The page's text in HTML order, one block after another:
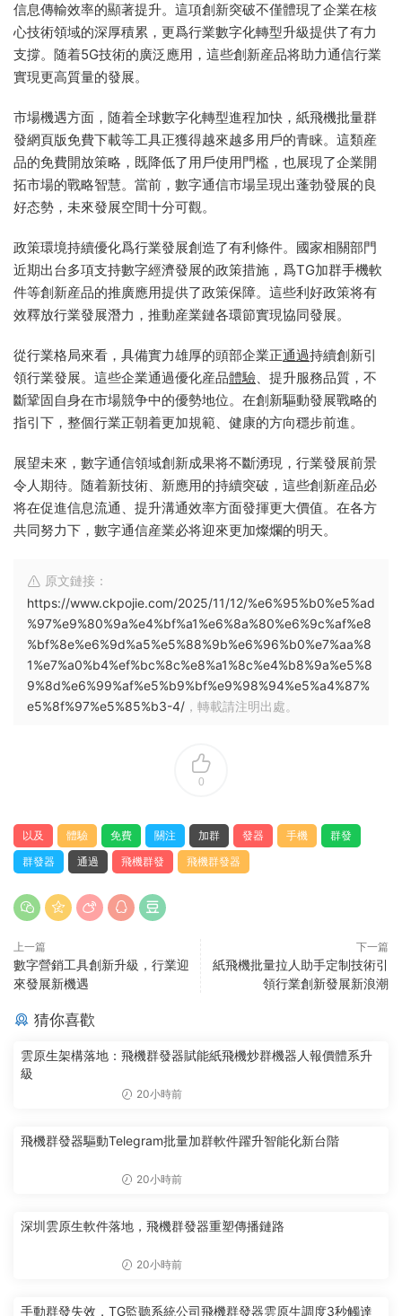
信息傳輸效率的顯著提升。這項創新突破不僅體現了企業在核
心技術領域的深厚積累，更爲行業數字化轉型升級提供了有力
支撐。随着5G技術的廣泛應用，這些創新産品将助力通信行業
實現更高質量的發展。
市場機遇方面，随着全球數字化轉型進程加快，紙飛機批量群
發網頁版免費下載等工具正獲得越來越多用戶的青睐。這類産
品的免費開放策略，既降低了用戶使用門檻，也展現了企業開
拓市場的戰略智慧。當前，數字通信市場呈現出蓬勃發展的良
好态勢，未來發展空間十分可觀。
政策環境持續優化爲行業發展創造了有利條件。國家相關部門
近期出台多項支持數字經濟發展的政策措施，爲TG加群手機軟
件等創新産品的推廣應用提供了政策保障。這些利好政策将有
效釋放行業發展潛力，推動産業鏈各環節實現協同發展。
從行業格局來看，具備實力雄厚的頭部企業正通過持續創新引
領行業發展。這些企業通過優化産品體驗、提升服務品質，不
斷鞏固自身在市場競争中的優勢地位。在創新驅動發展戰略的
指引下，整個行業正朝着更加規範、健康的方向穩步前進。
展望未來，數字通信領域創新成果将不斷湧現，行業發展前景
令人期待。随着新技術、新應用的持續突破，這些創新産品必
将在促進信息流通、提升溝通效率方面發揮更大價值。在各方
共同努力下，數字通信産業必将迎來更加燦爛的明天。
原文鏈接：
https://www.ckpojie.com/2025/11/12/%e6%95%b0%e5%ad
%97%e9%80%9a%e4%bf%a1%e6%8a%80%e6%9c%af%e8
%bf%8e%e6%9d%a5%e5%88%9b%e6%96%b0%e7%aa%8
1%e7%a0%b4%ef%bc%8c%e8%a1%8c%e4%b8%9a%e5%8
9%8d%e6%99%af%e5%b9%bf%e9%98%94%e5%a4%87%
e5%8f%97%e5%85%b3-4/ ，轉載請注明出處。
0
以及 體驗 免費 關注 加群 發器 手機
群發
群發器
通過 飛機群發 飛機群發器
上一篇
數字營銷工具創新升級，行業迎
來發展新機遇
下一篇
紙飛機批量拉人助手定制技術引
領行業創新發展新浪潮
猜你喜歡
雲原生架構落地：飛機群發器賦能紙飛機炒群機器人報價體系升
級
20小時前
飛機群發器驅動Telegram批量加群軟件躍升智能化新台階
20小時前
深圳雲原生軟件落地，飛機群發器重塑傳播鏈路
20小時前
手動群發失效，TG監聽系統公司飛機群發器雲原生調度3秒觸達